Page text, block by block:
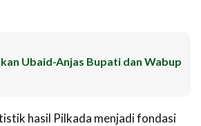
Ubaid-Anjas Bupati dan Wabup
hasil Pilkada menjadi fondasi